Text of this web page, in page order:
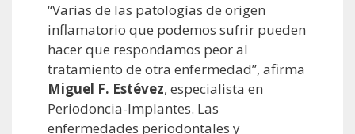
“Varias de las patologías de origen
inflamatorio que podemos sufrir pueden
hacer que respondamos peor al
tratamiento de otra enfermedad”, afirma
Miguel F. Estévez, especialista en
Periodoncia-Implantes. Las
enfermedades periodontales y